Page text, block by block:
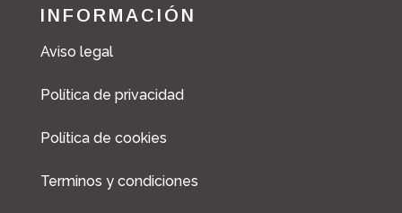
c
e
b
o
k
s
t
a
g
a
INFORMACIÓN
Aviso legal
Política de privacidad
Política de cookies
Terminos y condiciones